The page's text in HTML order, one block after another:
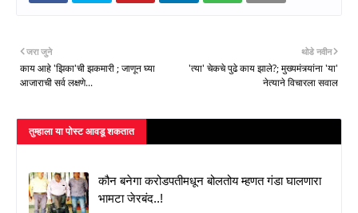
थोडे नवीन
'त्या' चेकचे पुढे काय झाले?; मुख्यमंत्र्यांना 'या'
नेत्याने विचारला सवाल
जरा जुने
काय आहे 'झिका'ची झकमारी ; जाणून घ्या
आजाराची सर्व लक्षणे...
तुम्‍हाला या पोस्‍ट आवडू शकतात
कौन बनेगा करोडपतीमधून बोलतोय म्हणत गंडा घालणारा
भामटा जेरबंद..!